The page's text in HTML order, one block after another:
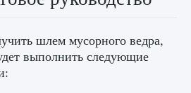
шлем мусорного ведра,
выполнить следующие